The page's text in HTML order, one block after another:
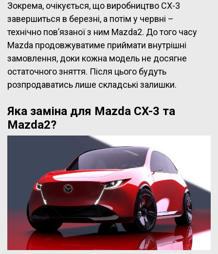
Зокрема, очікується, що виробництво CX-3
завершиться в березні, а потім у червні –
технічно пов’язаної з ним Mazda2. До того часу
Mazda продовжуватиме приймати внутрішні
замовлення, доки кожна модель не досягне
остаточного зняття. Після цього будуть
розпродаватись лише складські залишки.
Яка заміна для Mazda CX-3 та
Mazda2?